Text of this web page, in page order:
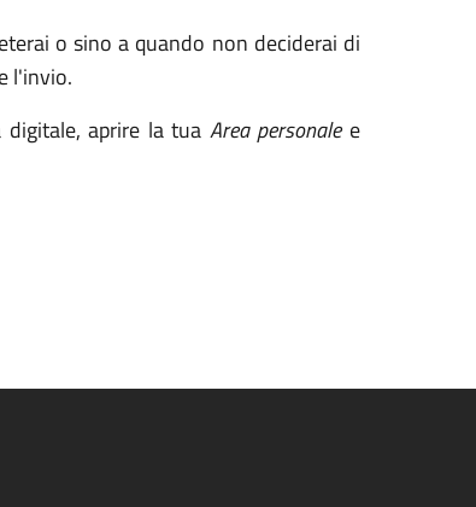
o sino a quando non deciderai di
l'invio.
aprire la tua Area personalee